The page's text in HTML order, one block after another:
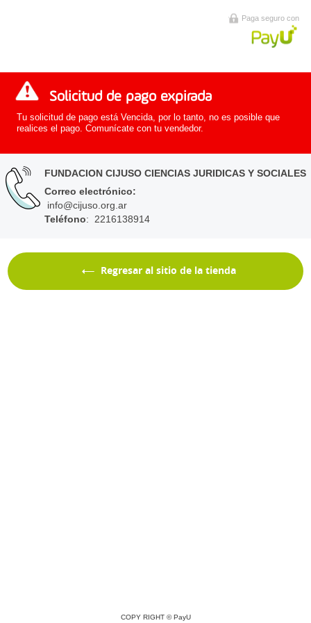
Paga seguro con
Solicitud de pago expirada
Tu solicitud de pago está Vencida, por lo tanto, no es posible que
realices el pago. Comunícate con tu vendedor.
FUNDACION CIJUSO CIENCIAS JURIDICAS Y SOCIALES
Correo electrónico:
info@cijuso.org.ar
Teléfono: 2216138914
Regresar al sitio de la tienda
COPY RIGHT ©PayU